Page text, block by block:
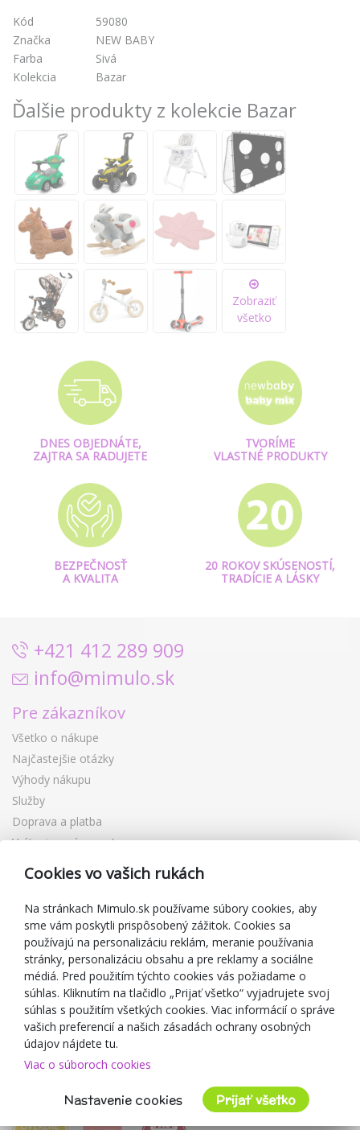
Kód
59080
Značka
NEW BABY
Farba
Sivá
Kolekcia
Bazar
Ďalšie produkty z kolekcie Bazar
Zobraziť
všetko
DNES OBJEDNÁTE,
ZAJTRA SA RADUJETE
TVORÍME
VLASTNÉ PRODUKTY
BEZPEČNOSŤ
A KVALITA
20 ROKOV SKÚSENOSTÍ,
TRADÍCIE A LÁSKY
+421 412 289 909
info@mimulo.sk
Pre zákazníkov
Všetko o nákupe
Najčastejšie otázky
Výhody nákupu
Služby
Doprava a platba
Vrátenie a výmena tovaru
Reklamácia
Darčekové poukážky
Zľavové kupóny
Blog
O predajcovi
Mimulo.sk
Obchodné podmienky
Ochrana osobných údajov GDPR
Kontakty
Spolupracujeme
Cookies vo vašich rukách
Na stránkach Mimulo.sk používame súbory cookies, aby
sme vám poskytli prispôsobený zážitok. Cookies sa
používajú na personalizáciu reklám, meranie používania
stránky, personalizáciu obsahu a pre reklamy a sociálne
médiá. Pred použitím týchto cookies vás požiadame o
súhlas. Kliknutím na tlačidlo „Prijať všetko“ vyjadrujete svoj
súhlas s použitím všetkých cookies. Viac informácií o správe
vašich preferencií a našich zásadách ochrany osobných
údajov nájdete tu.
Viac o súboroch cookies
Nastavenie cookies Prijať všetko